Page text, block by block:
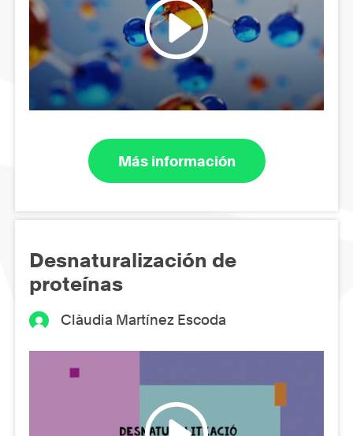
Más información
Desnaturalización de
proteínas
Clàudia Martínez Escoda